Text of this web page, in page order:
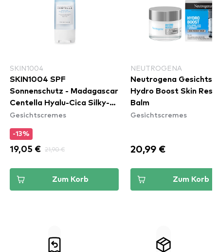
SKIN1004
SKIN1004 SPF
Sonnenschutz - Madagascar
Centella Hyalu-Cica Silky-
Fit Sun Stick
Gesichtscremes
-13%
19,05 € 21,90 €
Zum Korb
NEUTROGENA
Neutrogena
Hydro Boost Skin
Balm
Gesichtscremes
20,99 €
Zum Korb